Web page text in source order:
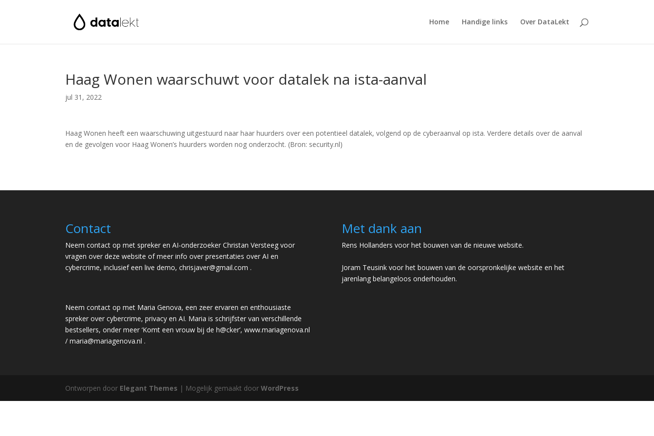
Home Handige links Over DataLekt
Haag Wonen waarschuwt voor datalek na ista-aanval
jul 31, 2022
Haag Wonen heeft een waarschuwing uitgestuurd naar haar huurders over een potentieel datalek, volgend op de cyberaanval op ista. Verdere details over de aanval
en de gevolgen voor Haag Wonen’s huurders worden nog onderzocht. (Bron: security.nl)
Contact
Neem contact op met spreker en AI-onderzoeker Christan Versteeg voor
vragen over deze website of meer info over presentaties over AI en
cybercrime, inclusief een live demo,chrisjaver@gmail.com .
Neem contact op met Maria Genova, een zeer ervaren en enthousiaste
spreker over cybercrime, privacy en AI. Maria is schrijfster van verschillende
bestsellers, onder meer ‘Komt een vrouw bij de h@cker’,www.mariagenova.nl
/maria@mariagenova.nl .
Met dank aan
Rens Hollanders voor het bouwen van de nieuwe website.
Joram Teusink voor het bouwen van de oorspronkelijke website en het
jarenlang belangeloos onderhouden.
Ontworpen door Elegant Themes | Mogelijk gemaakt doorWordPress